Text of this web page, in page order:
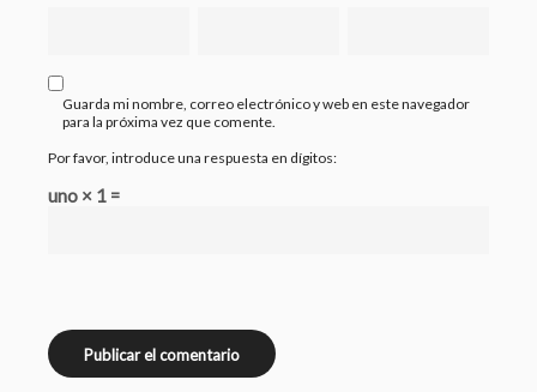
Guarda mi nombre, correo electrónico y web en este navegador
para la próxima vez que comente.
Por favor, introduce una respuesta en dígitos:
uno × 1 =